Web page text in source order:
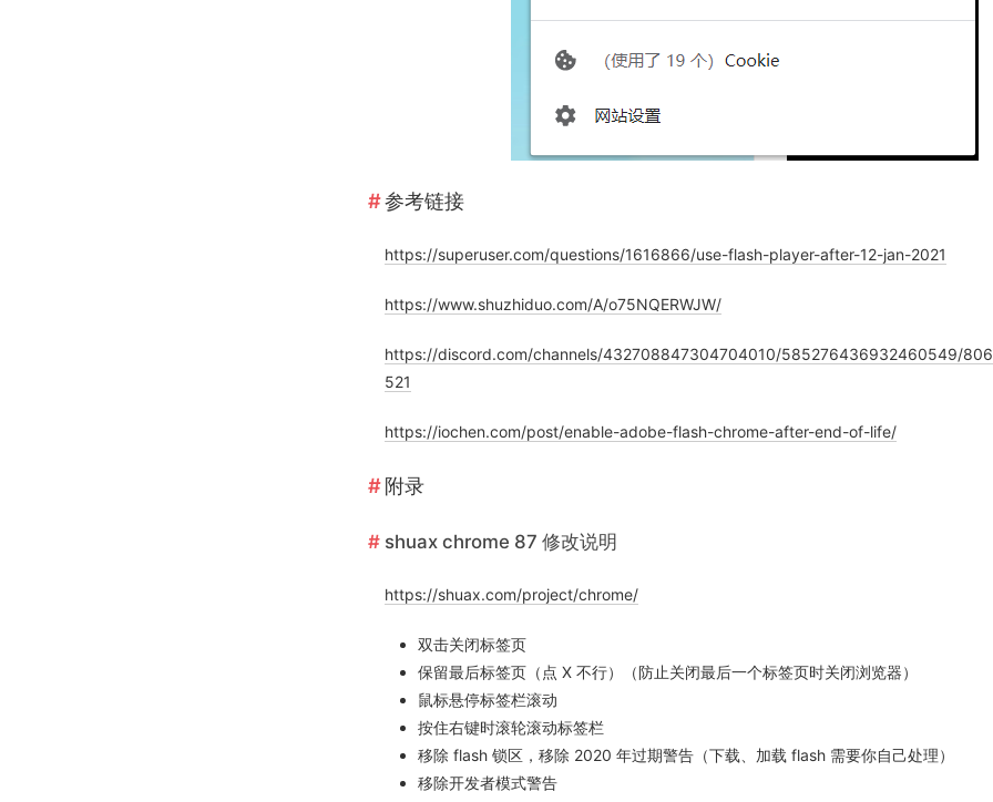
参考链接
https://superuser.com/questions/1616866/use-flash-player-after-12-jan-2021
https://www.shuzhiduo.com/A/o75NQERWJW/
https://discord.com/channels/432708847304704010/585276436932460549/
521
https://iochen.com/post/enable-adobe-flash-chrome-after-end-of-life/
附录
shuax chrome 87 修改说明
https://shuax.com/project/chrome/
双击关闭标签页
保留最后标签页（点 X 不行）（防止关闭最后一个标签页时关闭浏览器）
鼠标悬停标签栏滚动
按住右键时滚轮滚动标签栏
移除 flash 锁区，移除 2020 年过期警告（下载、加载 flash 需要你自己处理）
移除开发者模式警告